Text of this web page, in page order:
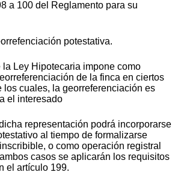
a 100 del Reglamento para su
potestativa.
la Ley Hipotecaria impone como
de la finca en ciertos
los cuales, la georreferenciación es
el interesado
representación podrá incorporarse
al tiempo de formalizarse
o como operación registral
casos se aplicarán los requisitos
el artículo 199.